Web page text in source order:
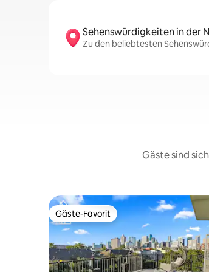
Sehenswürdigkeiten in der
Zu den beliebtesten
Gäste sind
Gäste-Favorit
Gäste-Favorit